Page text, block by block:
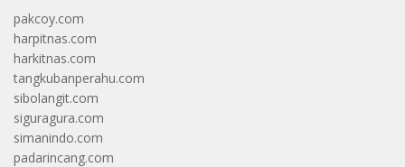
pakcoy.com
harpitnas.com
harkitnas.com
tangkubanperahu.com
sibolangit.com
siguragura.com
simanindo.com
padarincang.com